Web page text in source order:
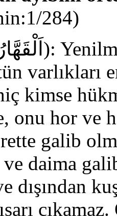
284)
varlıkları
kimse
onu hor ve
galib
daima
dışından